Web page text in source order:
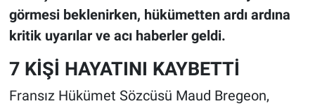
görmesi beklenirken, hükümetten ardı ardına
kritik uyarılar ve acı haberler geldi.
7 KİŞİ HAYATINI KAYBETTİ
Fransız Hükümet Sözcüsü Maud Bregeon,